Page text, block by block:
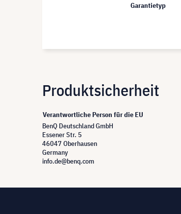
Garantietyp
Produktsicherheit
Verantwortliche Person für die EU
BenQ Deutschland GmbH
Essener Str. 5
46047 Oberhausen
Germany
info.de@benq.com